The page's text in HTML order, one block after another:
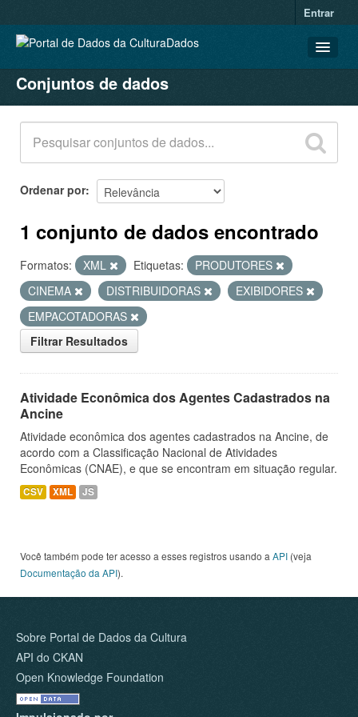
Entrar
CONJUNTOS DE DADOS
ORGANIZAÇÕES
GRUPOS
SOBRE
Conjuntos de dados
Ordenar por
1 conjunto de dados encontrado
Formatos: XML Etiquetas:
PRODUTORES
CINEMA
DISTRIBUIDORAS
EXIBIDORES
EMPACOTADORAS
Filtrar Resultados
Atividade Econômica dos Agentes Cadastrados na
Ancine
Atividade econômica dos agentes cadastrados na Ancine, de
acordo com a Classificação Nacional de Atividades
Econômicas (CNAE), e que se encontram em situação regular.
CSV XML JS
Você também pode ter acesso a esses registros usando a API (veja
Documentação da API).
Sobre Portal de Dados da Cultura
API do CKAN
Open Knowledge Foundation